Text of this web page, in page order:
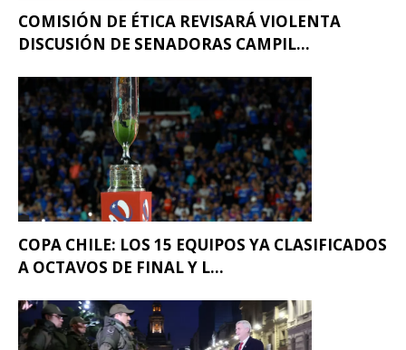
COMISIÓN DE ÉTICA REVISARÁ VIOLENTA
DISCUSIÓN DE SENADORAS CAMPIL...
COPA CHILE: LOS 15 EQUIPOS YA CLASIFICADOS
A OCTAVOS DE FINAL Y L...